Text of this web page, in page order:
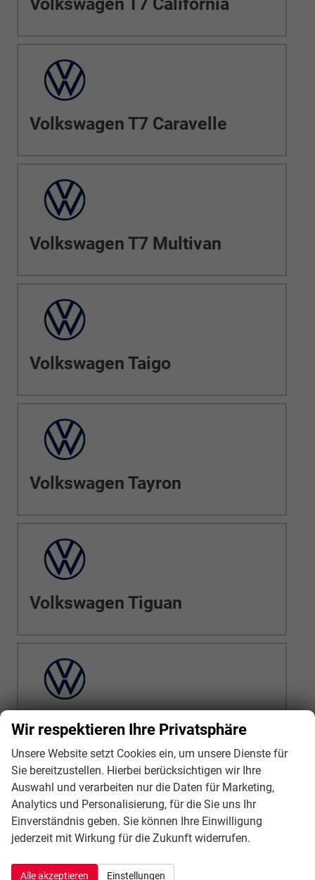
Volkswagen T7 Caravelle
Volkswagen T7 Multivan
Volkswagen Taigo
Volkswagen Tayron
Volkswagen Tiguan
Volkswagen Transporter
Kastenwagen
Abarth
Alfa Romeo
Audi
Wir respektieren Ihre Privatsphäre
Unsere Website setzt Cookies ein, um unsere Dienste für
Sie bereitzustellen. Hierbei berücksichtigen wir Ihre
Auswahl und verarbeiten nur die Daten für Marketing,
Analytics und Personalisierung, für die Sie uns Ihr
Einverständnis geben. Sie können Ihre Einwilligung
jederzeit mit Wirkung für die Zukunft widerrufen.
Alle akzeptieren Einstellungen